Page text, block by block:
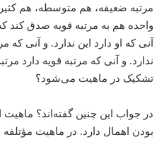
مرتبه ضعیفه، هم متوسطه، هم
واحده هم به مرتبه قویه صدق کند
آنی که او دارد این ندارد. و آنی که
ندارد. و آنی که مرتبه قویه دارد
تشکیک در ماهیت می‌شود؟
در جواب این چنین گفته‌اند؟
بودن اهمال دارد. در ماهیت